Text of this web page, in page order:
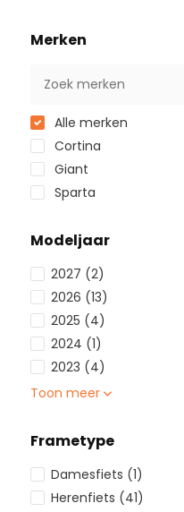
Merken
Alle merken
Cortina
Giant
Sparta
Modeljaar
2027 (2)
2026 (13)
2025 (4)
2024 (1)
2023 (4)
Toon meer
Frametype
Damesfiets (1)
Herenfiets (41)